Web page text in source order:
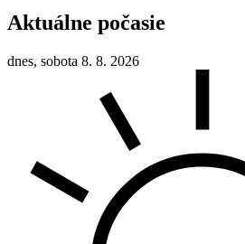
Aktuálne počasie
dnes, sobota 8. 8. 2026